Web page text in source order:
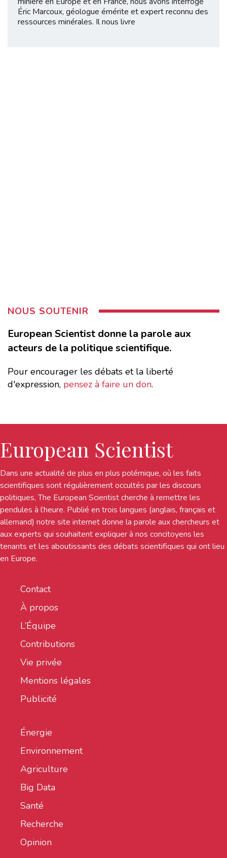
Éric Marcoux, géologue émérite et expert reconnu des
ressources minérales. Il nous livre
NOUS SOUTENIR
European Scientist donne la parole aux
acteurs de la politique scientifique.
Pour encourager les débats et la liberté
d'expression, pensez à faire un don.
European Scientist
Dans une actualité de plus en plus polémique, où les faits
scientifiques sont régulièrement occultés par les discours
politiques, The European Scientist cherche à remettre les
pendules à l’heure. Publié en trois langues (anglais, français et
allemand) notre site internet donne la parole aux chercheurs et
aux experts qui souhaitent expliquer à nos concitoyens les
tenants et les aboutissants des débats scientifiques qui ont lieu
en Europe.
Contact
À propos
L’Équipe
Contributions
Vie privée
Mentions légales
Publicité
Énergie
Environnement
Agriculture
Big Data
Santé
Recherche
Opinion